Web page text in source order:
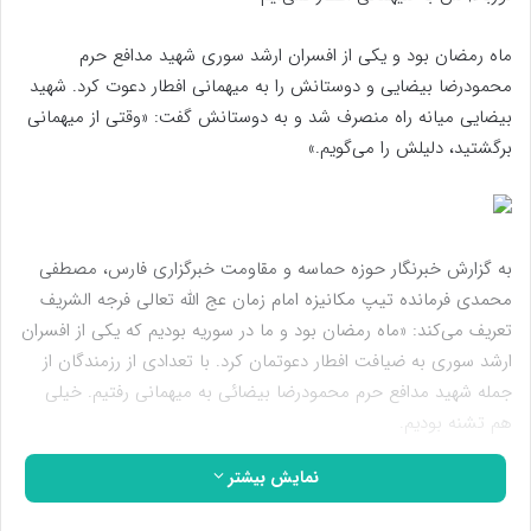
ماه رمضان بود و یکی از افسران ارشد سوری شهید مدافع حرم
محمودرضا بیضایی و دوستانش را به میهمانی افطار دعوت کرد. شهید
بیضایی میانه راه منصرف شد و به دوستانش گفت: «وقتی از میهمانی
برگشتید، دلیلش را می‌گویم.»
به گزارش خبرنگار حوزه حماسه و مقاومت خبرگزاری فارس، مصطفی
محمدی فرمانده تیپ مکانیزه امام زمان عج الله تعالی فرجه الشریف
تعریف می‌کند: «ماه رمضان بود و ما در سوریه بودیم که یکی از افسران
ارشد سوری به ضیافت افطار دعوتمان کرد. با تعدادی از رزمندگان از
جمله شهید مدافع حرم محمودرضا بیضائی به میهمانی رفتیم. خیلی
هم تشنه بودیم.
۳ـ۲ دقیقه بیشتر تا افطار نمانده بود و می‌خواستیم وارد سالن
نمایش بیشتر